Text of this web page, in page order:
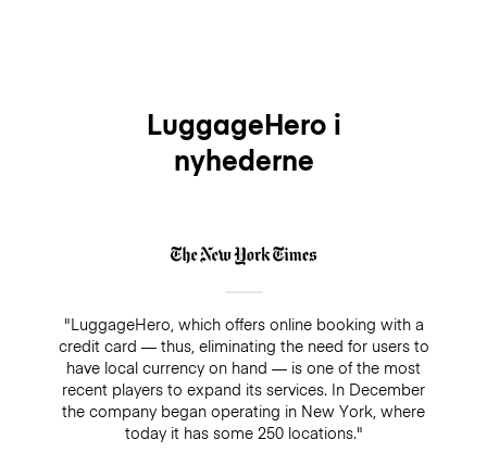
LuggageHero i
nyhederne
"LuggageHero, which offers online booking with a
credit card — thus, eliminating the need for users to
have local currency on hand — is one of the most
recent players to expand its services. In December
the company began operating in New York, where
today it has some 250 locations."